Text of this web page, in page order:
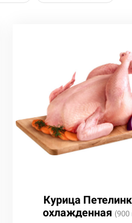
Курица
охлажденная (900